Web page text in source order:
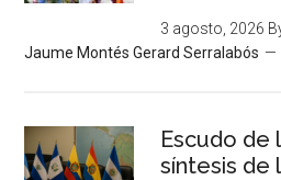
3 agosto, 2026
Jaume Montés Gerard Serralabós
Escudo de
síntesis de